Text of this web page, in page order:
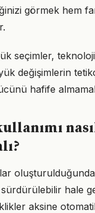
görmek hem
seçimler, teknoloji
değişimlerin
hafife
sürdürülebilir hale
aksine